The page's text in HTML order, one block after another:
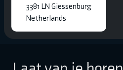
3381 LN Giessenburg
Netherlands